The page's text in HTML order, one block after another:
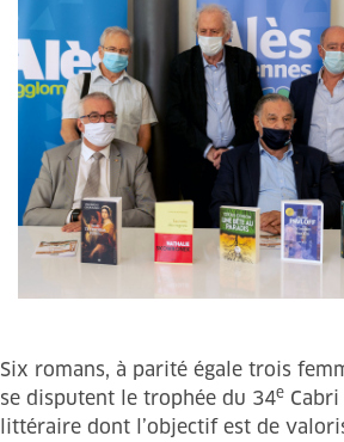
Six romans, à parité égale trois
se disputent le trophée du 34e
littéraire dont l’objectif est de